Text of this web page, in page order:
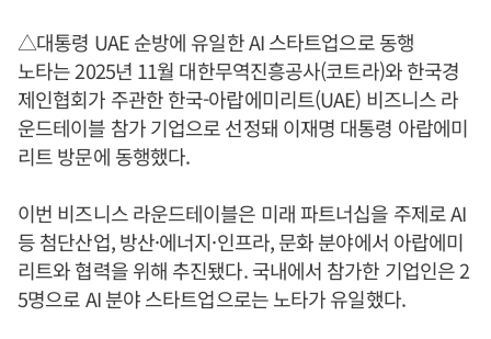
△대통령 UAE 순방에 유일한 AI 스타트업으로 동행
노타는 2025년 11월 대한무역진흥공사(코트라)와 한국경
제인협회가 주관한 한국-아랍에미리트(UAE) 비즈니스 라
운드테이블 참가 기업으로 선정돼 이재명 대통령 아랍에미
리트 방문에 동행했다.
이번 비즈니스 라운드테이블은 미래 파트너십을 주제로 AI
등 첨단산업, 방산·에너지·인프라, 문화 분야에서 아랍에미
리트와 협력을 위해 추진됐다. 국내에서 참가한 기업인은 2
5명으로 AI 분야 스타트업으로는 노타가 유일했다.